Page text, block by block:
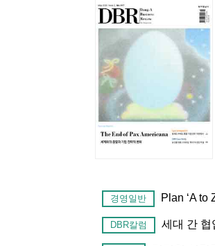
경영일반 Plan ‘A to
DBR칼럼 세대 간 협